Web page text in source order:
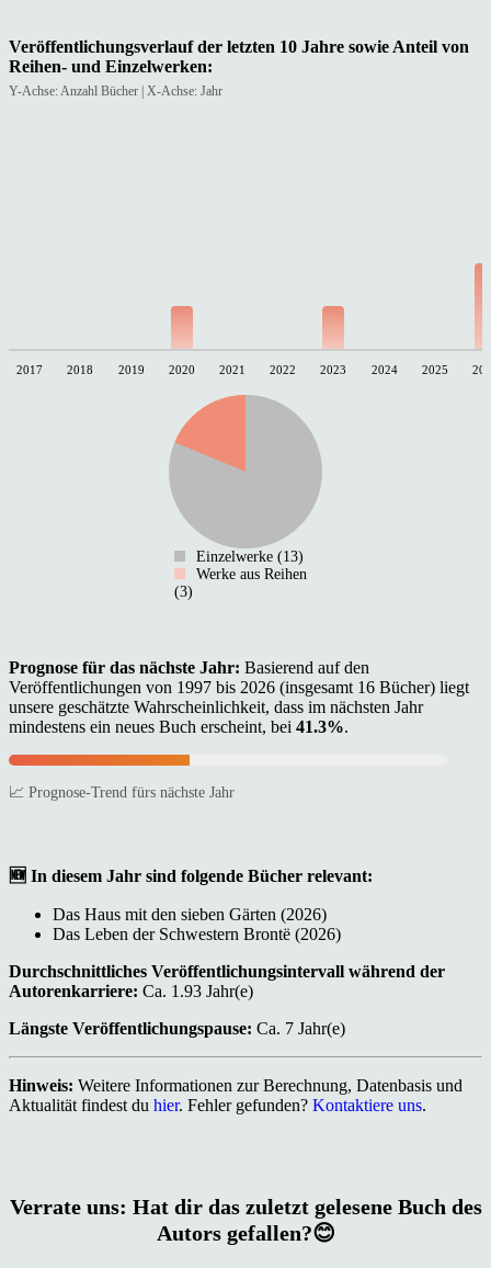
Veröffentlichungsverlauf der letzten 10 Jahre sowie Anteil von
Reihen- und Einzelwerken:
Y-Achse: Anzahl Bücher | X-Achse: Jahr
2017 2018 2019 2020 2021 2022 2023 2024 2025
Einzelwerke (13)
Werke aus Reihen
(3)
Prognose für das nächste Jahr: Basierend auf den
Veröffentlichungen von 1997 bis 2026 (insgesamt 16 Bücher) liegt
unsere geschätzte Wahrscheinlichkeit, dass im nächsten Jahr
mindestens ein neues Buch erscheint, bei 41.3%.
📈 Prognose-Trend fürs nächste Jahr
🆕 In diesem Jahr sind folgende Bücher relevant:
Das Haus mit den sieben Gärten (2026)
Das Leben der Schwestern Brontë (2026)
Durchschnittliches Veröffentlichungsintervall während der
Autorenkarriere: Ca. 1.93 Jahr(e)
Längste Veröffentlichungspause: Ca. 7 Jahr(e)
Hinweis: Weitere Informationen zur Berechnung, Datenbasis und
Aktualität findest du hier. Fehler gefunden? Kontaktiere uns.
Verrate uns: Hat dir das zuletzt gelesene Buch des
Autors gefallen?😊